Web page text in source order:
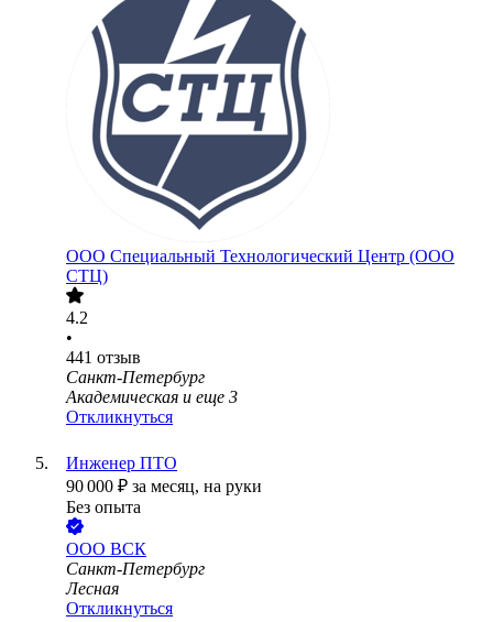
ООО Специальный Технологический Центр (ООО
СТЦ)
4.2
•
441 отзыв
Санкт-Петербург
Академическая и еще 3
Откликнуться
Инженер ПТО
90 000 ₽ за месяц, на руки
Без опыта
ООО ВСК
Санкт-Петербург
Лесная
Откликнуться